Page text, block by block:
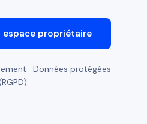
espace propriétaire
· Données protégées